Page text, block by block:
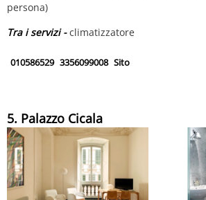
persona)
Tra i servizi -climatizzatore
010586529 3356099008 Sito
5. Palazzo Cicala